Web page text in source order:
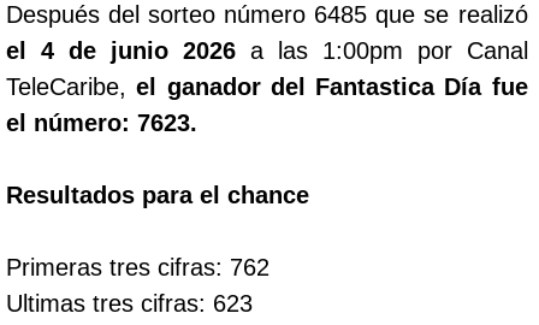
Después del sorteo número 6485 que se realizó
el 4 de junio 2026a las 1:00pm por Canal
TeleCaribe,el ganador del Fantastica Día fue
el número: 7623.
Resultados para el chance
Primeras tres cifras: 762
Ultimas tres cifras: 623